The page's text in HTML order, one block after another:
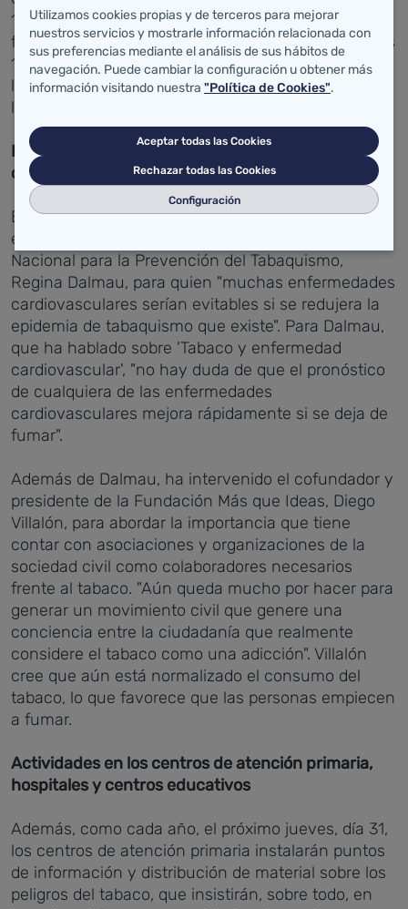
13 centros de salud y cuatro hospitales, cuya
finalidad última es convertirse en centros sanitarios
100% libres de humo, que cumplan con la
legislación, que garanticen una atención integral a
las personas fumadoras.
La importancia de la información y la
concienciación
En la jornada también han participado la
especialista en cardiología y presidenta del Comité
Nacional para la Prevención del Tabaquismo,
Regina Dalmau, para quien "muchas enfermedades
cardiovasculares serían evitables si se redujera la
epidemia de tabaquismo que existe". Para Dalmau,
que ha hablado sobre 'Tabaco y enfermedad
cardiovascular', "no hay duda de que el pronóstico
de cualquiera de las enfermedades
cardiovasculares mejora rápidamente si se deja de
fumar".
Además de Dalmau, ha intervenido el cofundador y
presidente de la Fundación Más que Ideas, Diego
Villalón, para abordar la importancia que tiene
contar con asociaciones y organizaciones de la
sociedad civil como colaboradores necesarios
frente al tabaco. "Aún queda mucho por hacer para
generar un movimiento civil que genere una
conciencia entre la ciudadanía que realmente
considere el tabaco como una adicción". Villalón
cree que aún está normalizado el consumo del
tabaco, lo que favorece que las personas empiecen
a fumar.
Actividades en los centros de atención primaria,
hospitales y centros educativos
Además, como cada año, el próximo jueves, día 31,
los centros de atención primaria instalarán puntos
de información y distribución de material sobre los
peligros del tabaco, que insistirán, sobre todo, en
Utilizamos cookies propias y de terceros para mejorar
nuestros servicios y mostrarle información relacionada con
sus preferencias mediante el análisis de sus hábitos de
navegación. Puede cambiar la configuración u obtener más
información visitando nuestra "Política de Cookies".
Aceptar todas las Cookies
Rechazar todas las Cookies
Configuración